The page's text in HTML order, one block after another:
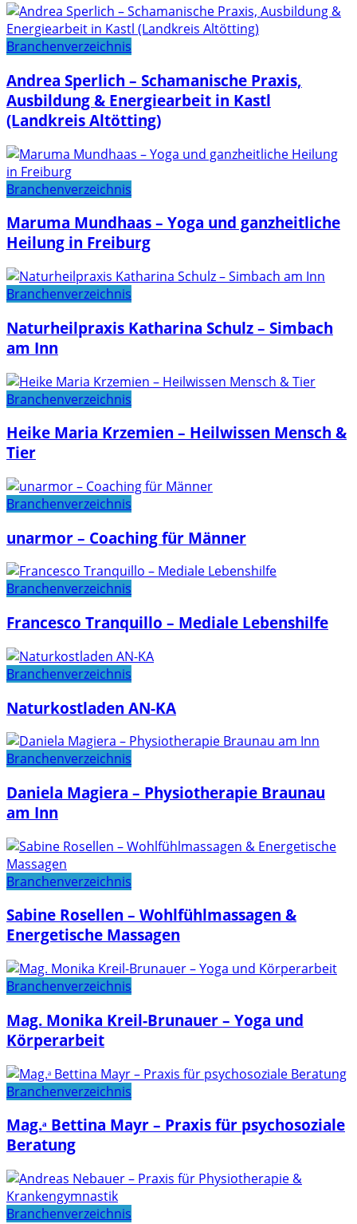
Branchenverzeichnis
Andrea Sperlich – Schamanische Praxis,
Ausbildung & Energiearbeit in Kastl
(Landkreis Altötting)
Branchenverzeichnis
Maruma Mundhaas – Yoga und ganzheitliche
Heilung in Freiburg
Branchenverzeichnis
Naturheilpraxis Katharina Schulz – Simbach
am Inn
Branchenverzeichnis
Heike Maria Krzemien – Heilwissen Mensch &
Tier
Branchenverzeichnis
unarmor – Coaching für Männer
Branchenverzeichnis
Francesco Tranquillo – Mediale Lebenshilfe
Branchenverzeichnis
Naturkostladen AN-KA
Branchenverzeichnis
Daniela Magiera – Physiotherapie Braunau
am Inn
Branchenverzeichnis
Sabine Rosellen – Wohlfühlmassagen &
Energetische Massagen
Branchenverzeichnis
Mag. Monika Kreil-Brunauer – Yoga und
Körperarbeit
Branchenverzeichnis
Mag.ᵃ Bettina Mayr – Praxis für psychosoziale
Beratung
Branchenverzeichnis